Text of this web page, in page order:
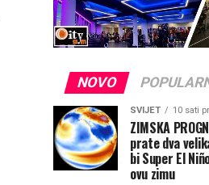
NOVO
SVIJET 10 sati
ZIMSKA
prate dva
bi Super El
ovu zimu